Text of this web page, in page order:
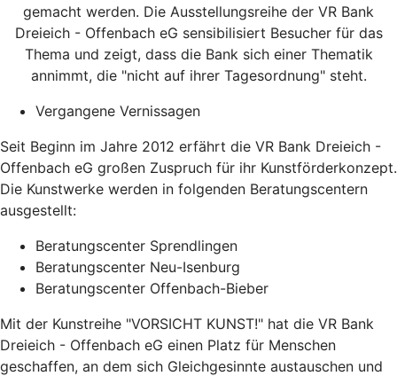
gemacht werden. Die Ausstellungsreihe der VR Bank
Dreieich - Offenbach eG sensibilisiert Besucher für das
Thema und zeigt, dass die Bank sich einer Thematik
annimmt, die "nicht auf ihrer Tagesordnung" steht.
Vergangene Vernissagen
Seit Beginn im Jahre 2012 erfährt die VR Bank Dreieich -
Offenbach eG großen Zuspruch für ihr Kunstförderkonzept.
Die Kunstwerke werden in folgenden Beratungscentern
ausgestellt:
Beratungscenter Sprendlingen
Beratungscenter Neu-Isenburg
Beratungscenter Offenbach-Bieber
Mit der Kunstreihe "VORSICHT KUNST!" hat die VR Bank
Dreieich - Offenbach eG einen Platz für Menschen
geschaffen, an dem sich Gleichgesinnte austauschen und